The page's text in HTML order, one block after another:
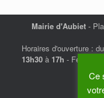
Mairie d'Aubiet -
Horaires d'ouverture : du
13h30 à 17h - Fermé
Ce